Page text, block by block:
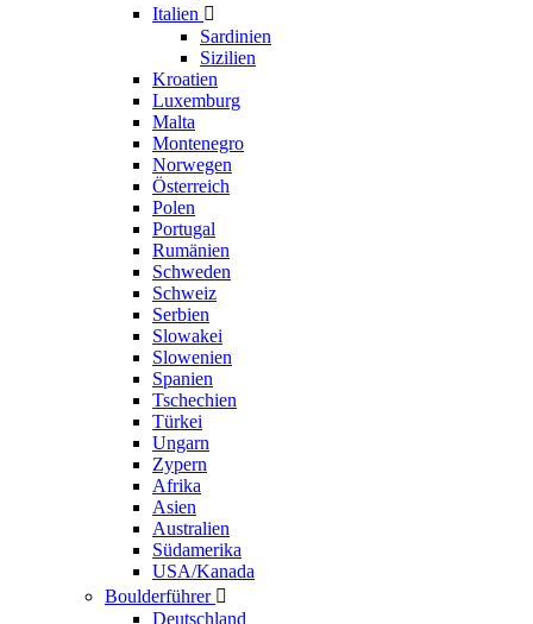
Italien 
Sardinien
Sizilien
Kroatien
Luxemburg
Malta
Montenegro
Norwegen
Österreich
Polen
Portugal
Rumänien
Schweden
Schweiz
Serbien
Slowakei
Slowenien
Spanien
Tschechien
Türkei
Ungarn
Zypern
Afrika
Asien
Australien
Südamerika
USA/Kanada
Boulderführer 
Deutschland